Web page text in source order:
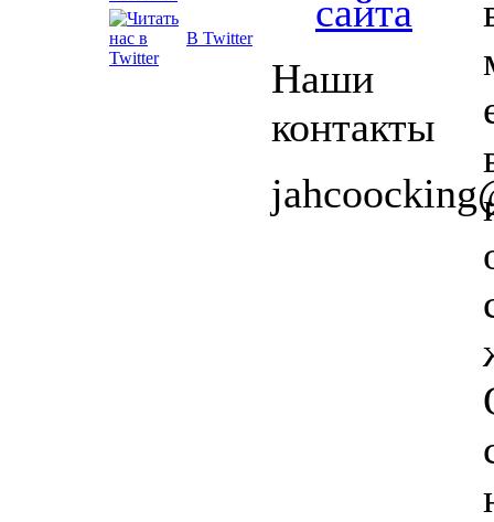
В Twitter
сайта
Наши
контакты